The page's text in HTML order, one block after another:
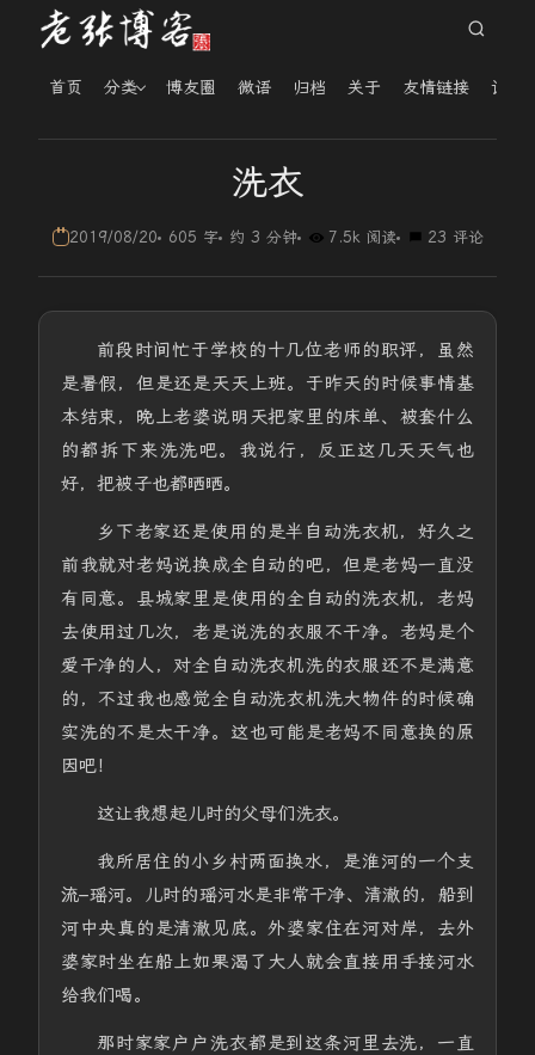
首页 分类 博友圈 微语 归档 关于 友情链接 读者
洗衣
2019/08/20 605 字 约 3 分钟 7.5k 阅读 23 评论
前段时间忙于学校的十几位老师的职评，虽然
是暑假，但是还是天天上班。于昨天的时候事情基
本结束，晚上老婆说明天把家里的床单、被套什么
的都拆下来洗洗吧。我说行，反正这几天天气也
好，把被子也都晒晒。
乡下老家还是使用的是半自动洗衣机，好久之
前我就对老妈说换成全自动的吧，但是老妈一直没
有同意。县城家里是使用的全自动的洗衣机，老妈
去使用过几次，老是说洗的衣服不干净。老妈是个
爱干净的人，对全自动洗衣机洗的衣服还不是满意
的，不过我也感觉全自动洗衣机洗大物件的时候确
实洗的不是太干净。这也可能是老妈不同意换的原
因吧！
这让我想起儿时的父母们洗衣。
我所居住的小乡村两面换水，是淮河的一个支
流–瑶河。儿时的瑶河水是非常干净、清澈的，船到
河中央真的是清澈见底。外婆家住在河对岸，去外
婆家时坐在船上如果渴了大人就会直接用手接河水
给我们喝。
那时家家户户洗衣都是到这条河里去洗，一直